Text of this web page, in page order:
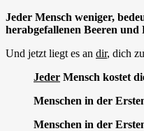
Jeder Mensch weniger,
herabgefallenen Beeren und
Und jetzt liegt es an dir, dich
Jeder Mensch kostet
Menschen in der
Menschen in der